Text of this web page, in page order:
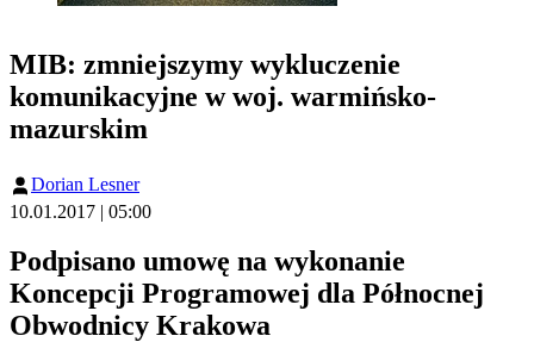
MIB: zmniejszymy wykluczenie
komunikacyjne w woj. warmińsko-
mazurskim
Dorian Lesner
10.01.2017 | 05:00
Podpisano umowę na wykonanie
Koncepcji Programowej dla Północnej
Obwodnicy Krakowa